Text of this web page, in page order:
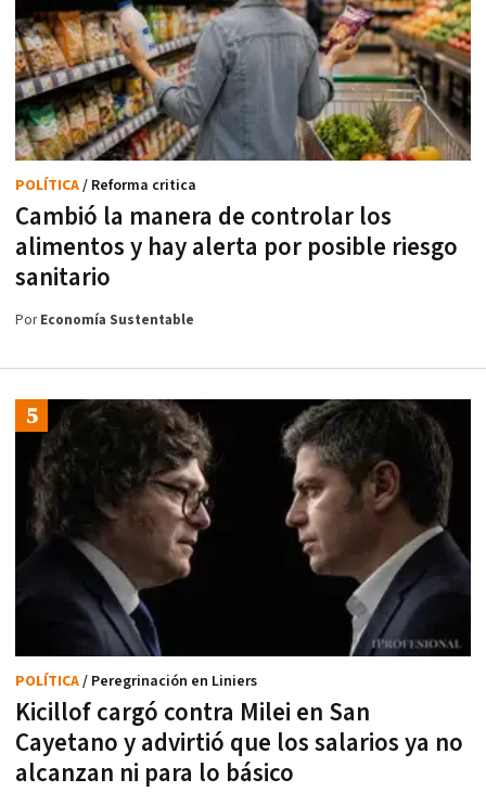
Cambió la manera de controlar los
alimentos y hay alerta por posible riesgo
sanitario
POLÍTICA/ Reforma critica
PorEconomía Sustentable
Kicillof cargó contra Milei en San
Cayetano y advirtió que los salarios ya no
alcanzan ni para lo básico
POLÍTICA/ Peregrinación en Liniers